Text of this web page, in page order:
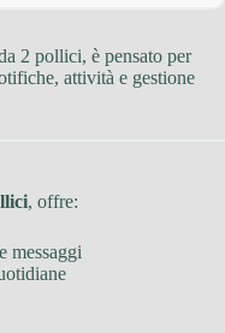
2 pollici, è pensato per
attività e gestione
, offre:
messaggi